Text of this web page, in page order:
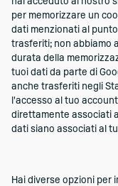
per memorizzare un
dati menzionati al
trasferiti; non abbiamo
durata della
tuoi dati da parte di
anche trasferiti negli
l'accesso al tuo
direttamente associati
dati siano associati al
Hai diverse opzioni per